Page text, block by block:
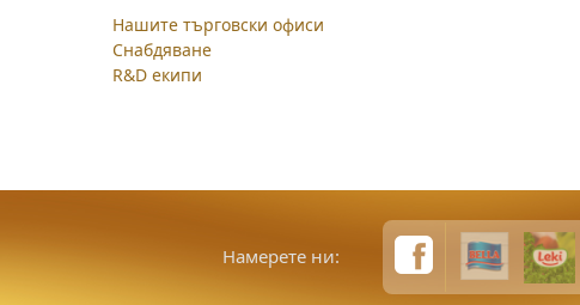
Нашите търговски офиси
Снабдяване
R&D екипи
Намерете ни: